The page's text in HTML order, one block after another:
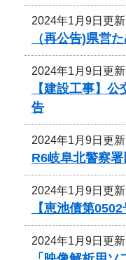
2024年1月9日更新
（再公告)県営
2024年1月9日更新
【建設工事】
告
2024年1月9日更新
R6岐阜北警察
2024年1月9日更新
【恵池債第
2024年1月9日更新